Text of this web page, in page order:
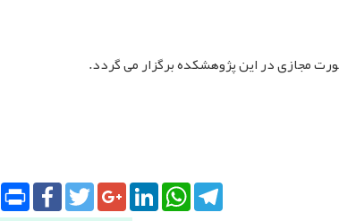
Pinterest
Print FacebookTwitterGoogle+LinkedInWhatsApp